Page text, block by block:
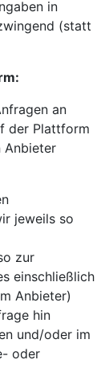
in
(statt
an
der Plattform
Anbieter
jeweils so
zur
einschließlich
Anbieter)
hin
und/oder im
oder